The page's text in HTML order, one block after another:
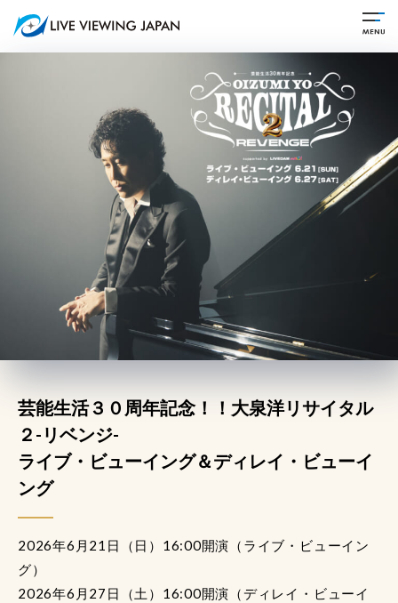
芸能生活３０周年記念！！大泉洋リサイタル
２-リベンジ-
ライブ・ビューイング＆ディレイ・ビューイ
ング
2026年6月21日（日）16:00開演（ライブ・ビューイン
グ）
2026年6月27日（土）16:00開演（ディレイ・ビューイ